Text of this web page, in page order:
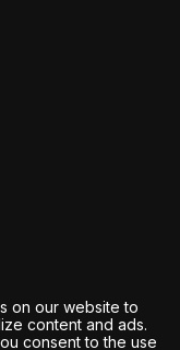
on our website to
content and ads.
consent to the use